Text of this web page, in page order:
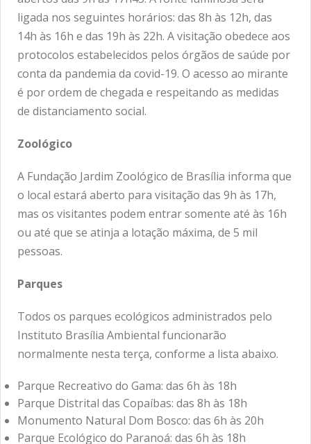
ligada nos seguintes horários: das 8h às 12h, das
14h às 16h e das 19h às 22h. A visitação obedece aos
protocolos estabelecidos pelos órgãos de saúde por
conta da pandemia da covid-19. O acesso ao mirante
é por ordem de chegada e respeitando as medidas
de distanciamento social.
Zoológico
A Fundação Jardim Zoológico de Brasília informa que
o local estará aberto para visitação das 9h às 17h,
mas os visitantes podem entrar somente até às 16h
ou até que se atinja a lotação máxima, de 5 mil
pessoas.
Parques
Todos os parques ecológicos administrados pelo
Instituto Brasília Ambiental funcionarão
normalmente nesta terça, conforme a lista abaixo.
Parque Recreativo do Gama: das 6h às 18h
Parque Distrital das Copaíbas: das 8h às 18h
Monumento Natural Dom Bosco: das 6h às 20h
Parque Ecológico do Paranoá: das 6h às 18h